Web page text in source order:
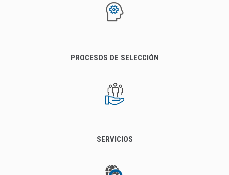
PROCESOS DE SELECCIÓN
SERVICIOS